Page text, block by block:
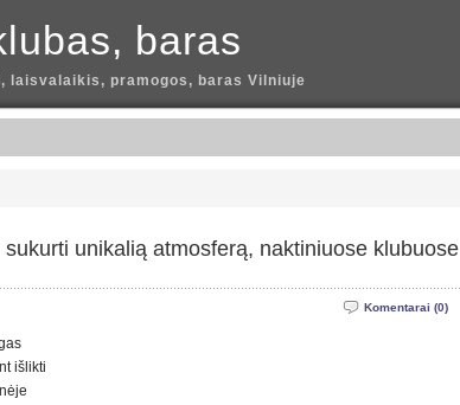
baras
laisvalaikis, pramogos, baras Vilniuje
unikalią atmosferą, naktiniuose klubuose
Komentarai (0)
išlikti